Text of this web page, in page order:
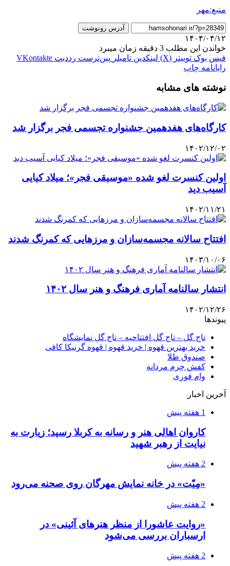
منبع:مهر
آدرس رونوشت
۱۴۰۴/۰۴/۱۲
خواندن این مطلب 3 دقیقه زمان میبرد
فیس بوک توییتر (X) لینکدین ‫تامبلر ‫پین‌ترست ‫رددیت ‫VKontakte
رایانامه چاپ
نوشته های مشابه
کارگاه‌های هفدهمین جشنواره تجسمی فجر برگزار شد
۱۴۰۲/۱۲/۰۲
اولین کنسرت لغو شده «موسیقی فجر»؛ میلاد کیایی
آسیب دید
۱۴۰۲/۱۱/۲۱
افتتاح سالانه مجسمه‌سازان و مرزهایی که کمرنگ شدند
۱۴۰۳/۱۰/۰۶
انتشار سالنامه آماری فرهنگ و هنر سال ۱۴۰۲
۱۴۰۲/۱۲/۲۶
پیوندها
تاج گل – تاج گل افتتاحیه – تاج گل نمایشگاه
خرید بهترین قهوه | خرید قهوه | قهوه گرنیکا کافی
صندوق طلا
کفش چرم مردانه
وام فوری
آخرین اخبار
1 هفته پیش
کاروان اهالی هنر و رسانه به کربلا رسید؛ زیارت به
نیایت از رهبر شهید
2 هفته پیش
«مِیّت» در خانه نمایش مهرگان روی صحنه می‌رود
2 هفته پیش
«روایت عاشورا از منظر هنرهای آئینی» در
ارسباران بررسی می‌شود
2 هفته پیش